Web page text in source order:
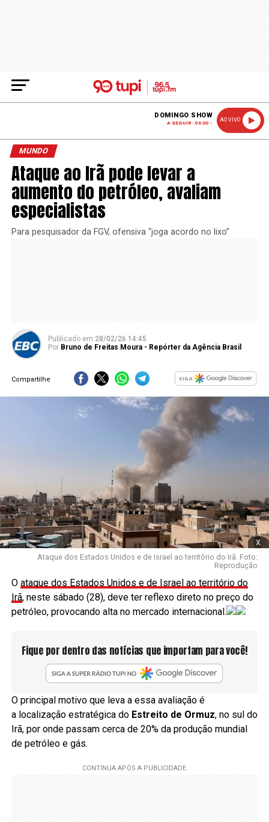
DOMINGO SHOW
A SEGUIR: 06:00 -
AO VIVO
MUNDO
Ataque ao Irã pode levar a
aumento do petróleo, avaliam
especialistas
Para pesquisador da FGV, ofensiva “joga acordo no lixo”
Publicado em 28/02/26 14:45
Por Bruno de Freitas Moura - Repórter da Agência Brasil
Compartilhe
x
Ataque dos Estados Unidos e de Israel ao território do Irã. Foto:
Reprodução
O ataque dos Estados Unidos e de Israel ao território do
Irã, neste sábado (28), deve ter reflexo direto no preço do
petróleo, provocando alta no mercado internacional.
Fique por dentro das notícias que importam para você!
O principal motivo que leva a essa avaliação é
a localização estratégica do Estreito de Ormuz, no sul do
Irã, por onde passam cerca de 20% da produção mundial
de petróleo e gás.